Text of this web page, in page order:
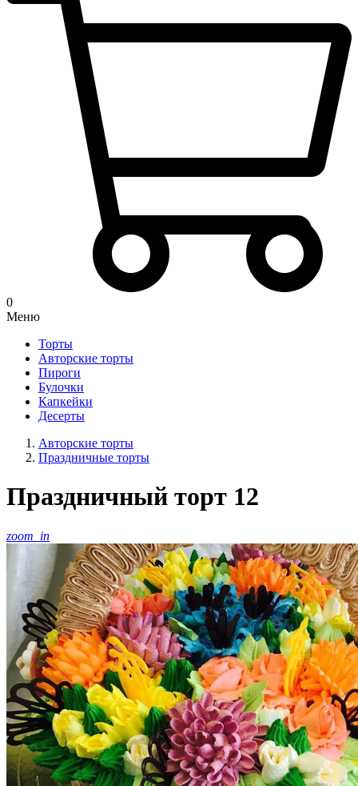
0
Меню
Торты
Авторские торты
Пироги
Булочки
Капкейки
Десерты
Авторские торты
Праздничные торты
Праздничный торт 12
zoom_in